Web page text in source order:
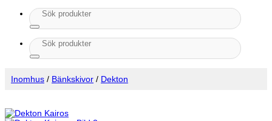
Sök
efter:
Sök
efter:
Inomhus / Bänkskivor / Dekton